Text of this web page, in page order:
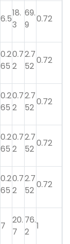
6.5
18.
3
69.
9
0.72
0.2
65
0.7
2
2.7
52
0.72
0.2
65
0.7
2
2.7
52
0.72
0.2
65
0.7
2
2.7
52
0.72
0.2
65
0.7
2
2.7
52
0.72
7
20.
7
76.
2
1